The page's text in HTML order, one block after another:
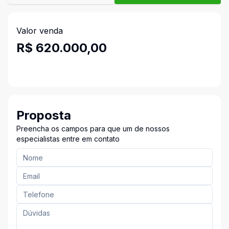
Valor venda
R$ 620.000,00
Proposta
Preencha os campos para que um de nossos
especialistas entre em contato